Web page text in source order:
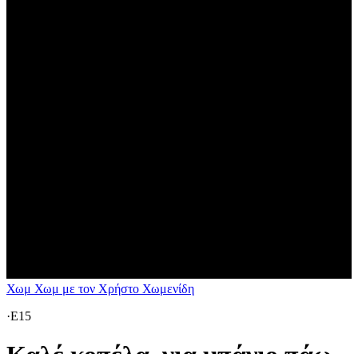
Χωμ Χωμ με τον Χρήστο Χωμενίδη
·E15